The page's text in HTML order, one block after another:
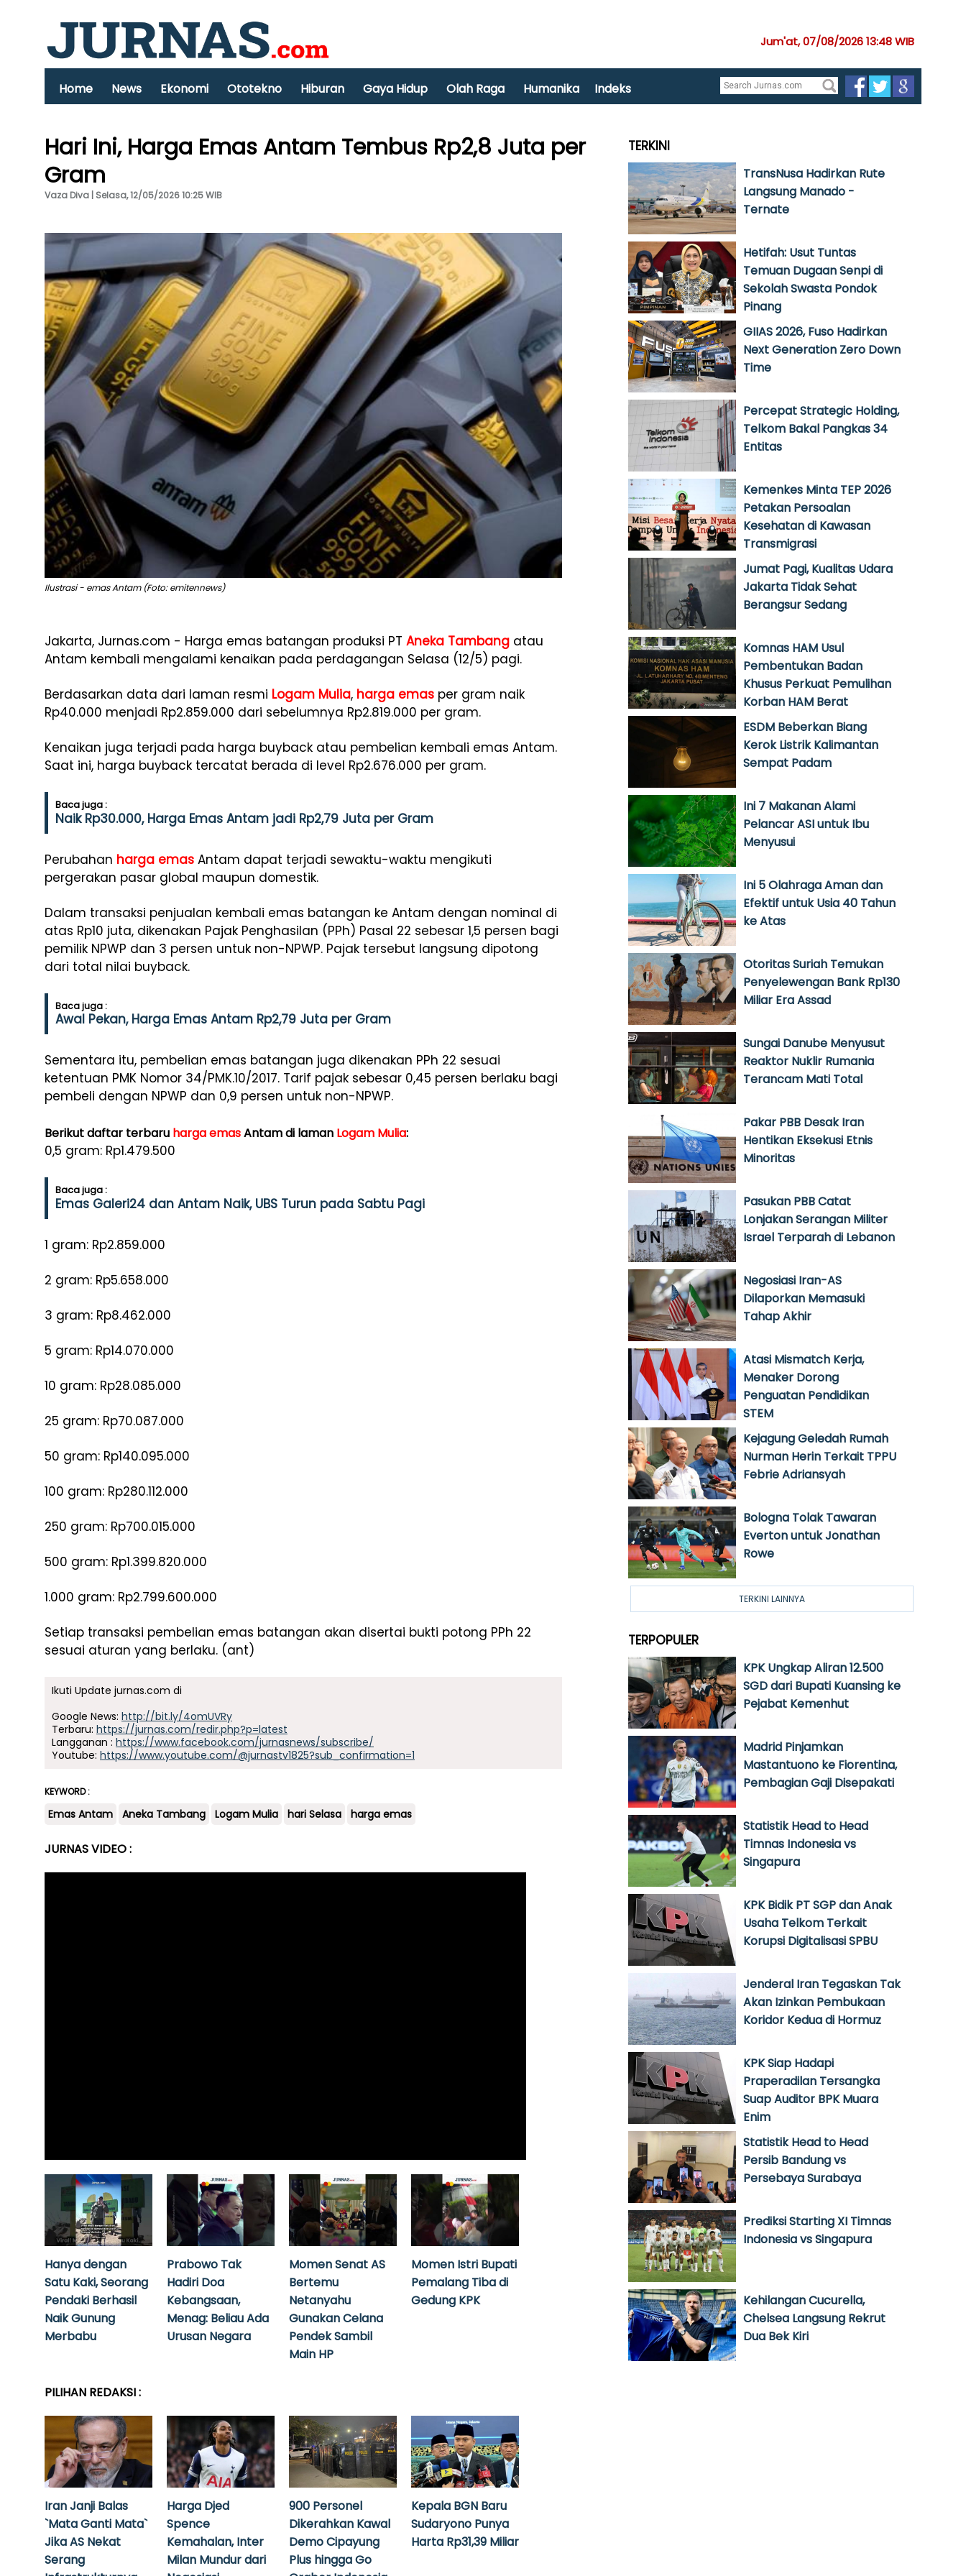
Jum'at, 07/08/2026 13:48 WIB
Home News Ekonomi Ototekno Hiburan Gaya Hidup Olah Raga Humanika Indeks
Hari Ini, Harga Emas Antam Tembus Rp2,8 Juta per
Gram
Vaza Diva | Selasa, 12/05/2026 10:25 WIB
Ilustrasi - emas Antam (Foto: emitennews)
Jakarta, Jurnas.com - Harga emas batangan produksi PT Aneka Tambang atau
Antam kembali mengalami kenaikan pada perdagangan Selasa (12/5) pagi.
Berdasarkan data dari laman resmi Logam Mulia, harga emas per gram naik
Rp40.000 menjadi Rp2.859.000 dari sebelumnya Rp2.819.000 per gram.
Kenaikan juga terjadi pada harga buyback atau pembelian kembali emas Antam.
Saat ini, harga buyback tercatat berada di level Rp2.676.000 per gram.
Baca juga :
Naik Rp30.000, Harga Emas Antam jadi Rp2,79 Juta per Gram
Perubahan harga emas Antam dapat terjadi sewaktu-waktu mengikuti
pergerakan pasar global maupun domestik.
Dalam transaksi penjualan kembali emas batangan ke Antam dengan nominal di
atas Rp10 juta, dikenakan Pajak Penghasilan (PPh) Pasal 22 sebesar 1,5 persen bagi
pemilik NPWP dan 3 persen untuk non-NPWP. Pajak tersebut langsung dipotong
dari total nilai buyback.
Baca juga :
Awal Pekan, Harga Emas Antam Rp2,79 Juta per Gram
Sementara itu, pembelian emas batangan juga dikenakan PPh 22 sesuai
ketentuan PMK Nomor 34/PMK.10/2017. Tarif pajak sebesar 0,45 persen berlaku bagi
pembeli dengan NPWP dan 0,9 persen untuk non-NPWP.
Berikut daftar terbaru harga emasAntam di laman Logam Mulia:
0,5 gram: Rp1.479.500
Baca juga :
Emas Galeri24 dan Antam Naik, UBS Turun pada Sabtu Pagi
1 gram: Rp2.859.000
2 gram: Rp5.658.000
3 gram: Rp8.462.000
5 gram: Rp14.070.000
10 gram: Rp28.085.000
25 gram: Rp70.087.000
50 gram: Rp140.095.000
100 gram: Rp280.112.000
250 gram: Rp700.015.000
500 gram: Rp1.399.820.000
1.000 gram: Rp2.799.600.000
Setiap transaksi pembelian emas batangan akan disertai bukti potong PPh 22
sesuai aturan yang berlaku. (ant)
Ikuti Update jurnas.com di
Google News: http://bit.ly/4omUVRy
Terbaru: https://jurnas.com/redir.php?p=latest
Langganan : https://www.facebook.com/jurnasnews/subscribe/
Youtube: https://www.youtube.com/@jurnastv1825?sub_confirmation=1
KEYWORD :
Emas Antam Aneka Tambang Logam Mulia hari Selasa harga emas
JURNAS VIDEO :
Hanya dengan
Satu Kaki, Seorang
Pendaki Berhasil
Naik Gunung
Merbabu
Prabowo Tak
Hadiri Doa
Kebangsaan,
Menag: Beliau Ada
Urusan Negara
Momen Senat AS
Bertemu
Netanyahu
Gunakan Celana
Pendek Sambil
Main HP
Momen Istri Bupati
Pemalang Tiba di
Gedung KPK
PILIHAN REDAKSI :
Iran Janji Balas
`Mata Ganti Mata`
Jika AS Nekat
Serang
Harga Djed
Spence
Kemahalan, Inter
Milan Mundur dari
900 Personel
Dikerahkan Kawal
Demo Cipayung
Plus hingga Go
Kepala BGN Baru
Sudaryono Punya
Harta Rp31,39 Miliar
TERKINI
TransNusa Hadirkan Rute
Langsung Manado -
Ternate
Hetifah: Usut Tuntas
Temuan Dugaan Senpi di
Sekolah Swasta Pondok
Pinang
GIIAS 2026, Fuso Hadirkan
Next Generation Zero Down
Time
Percepat Strategic Holding,
Telkom Bakal Pangkas 34
Entitas
Kemenkes Minta TEP 2026
Petakan Persoalan
Kesehatan di Kawasan
Transmigrasi
Jumat Pagi, Kualitas Udara
Jakarta Tidak Sehat
Berangsur Sedang
Komnas HAM Usul
Pembentukan Badan
Khusus Perkuat Pemulihan
Korban HAM Berat
ESDM Beberkan Biang
Kerok Listrik Kalimantan
Sempat Padam
Ini 7 Makanan Alami
Pelancar ASI untuk Ibu
Menyusui
Ini 5 Olahraga Aman dan
Efektif untuk Usia 40 Tahun
ke Atas
Otoritas Suriah Temukan
Penyelewengan Bank Rp130
Miliar Era Assad
Sungai Danube Menyusut
Reaktor Nuklir Rumania
Terancam Mati Total
Pakar PBB Desak Iran
Hentikan Eksekusi Etnis
Minoritas
Pasukan PBB Catat
Lonjakan Serangan Militer
Israel Terparah di Lebanon
Negosiasi Iran-AS
Dilaporkan Memasuki
Tahap Akhir
Atasi Mismatch Kerja,
Menaker Dorong
Penguatan Pendidikan
STEM
Kejagung Geledah Rumah
Nurman Herin Terkait TPPU
Febrie Adriansyah
Bologna Tolak Tawaran
Everton untuk Jonathan
Rowe
TERKINI LAINNYA
TERPOPULER
KPK Ungkap Aliran 12.500
SGD dari Bupati Kuansing ke
Pejabat Kemenhut
Madrid Pinjamkan
Mastantuono ke Fiorentina,
Pembagian Gaji Disepakati
Statistik Head to Head
Timnas Indonesia vs
Singapura
KPK Bidik PT SGP dan Anak
Usaha Telkom Terkait
Korupsi Digitalisasi SPBU
Jenderal Iran Tegaskan Tak
Akan Izinkan Pembukaan
Koridor Kedua di Hormuz
KPK Siap Hadapi
Praperadilan Tersangka
Suap Auditor BPK Muara
Enim
Statistik Head to Head
Persib Bandung vs
Persebaya Surabaya
Prediksi Starting XI Timnas
Indonesia vs Singapura
Kehilangan Cucurella,
Chelsea Langsung Rekrut
Dua Bek Kiri